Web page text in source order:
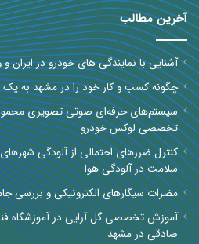
آخرین مطالب
آشنایی با نمایندگی های خودرو در ایران
چگونه کسب و کار خود را در مشهد به یک
سیستم‌های حرفه‌ای صوتی تصویری
تخصصی لوکس خودرو
کنترل ضررهای احتمالی از آلودگی
سلامت در آلودگی هوا
مضرات سیگارهای الکترونیکی و بررسی
آموزش تخصصی گل آرایی در آموزشگاه
صادقی در مشهد